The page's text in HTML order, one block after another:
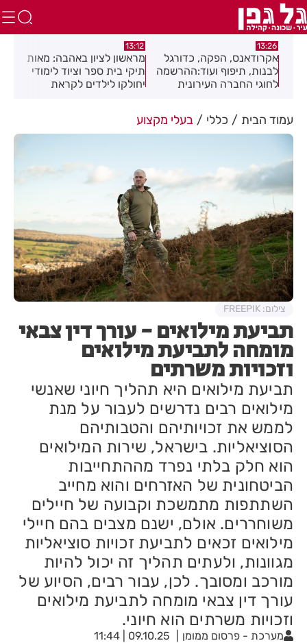
מראשון לציון באהבה: מאות
תיקי בית ספר וציוד לימודי
יחולקו לילדים לקראת
חגיגה תימנית בחולון:
מוזיקה, מסורת וטעמים
בפסטיבל "עדות"
עמוד הבית כללי בעלי מקצוע
תביעת מילואים - עורך דין צבאי
מומחה לתביעת מילואים
וזכויות משרתים
תביעת מילואים היא תהליך חיוני שאנשי
מילואים רבים נדרשים לעבור על מנת
לממש את זכויותיהם והטבותיהם
הסוציאליות. בישראל, שירות המילואים
הוא חלק בלתי נפרד מההתחייבות
הביטחונית של האזרחים והוא מחייב
השתתפות מתמשכת וקבועה של חיילים
משוחררים. אולם, ישנם מצבים בהם חיילי
מילואים זכאים לתביעת זכויות סוציאליות
מגוונות, ולעתים תהליך זה יכול להיות
מורכב ומסובך. לכן, עבור רבים, הסיוע של
עורך דין צבאי מומחה לתביעת מילואים
וזכויות משרתים הוא חיוני.
מערכת - פרסום ממומן 09.10.25 | 11:44
צילום: FREEPIK